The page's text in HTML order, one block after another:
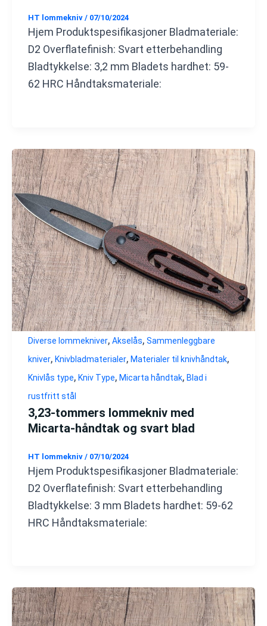
HT lommekniv / 07/10/2024
Hjem Produktspesifikasjoner Bladmateriale:
D2 Overflatefinish: Svart etterbehandling
Bladtykkelse: 3,2 mm Bladets hardhet: 59-
62 HRC Håndtaksmateriale:
Diverse lommekniver, Akselås, Sammenleggbare
kniver, Knivbladmaterialer, Materialer til knivhåndtak,
Knivlås type, Kniv Type, Micarta håndtak, Blad i
rustfritt stål
3,23-tommers lommekniv med
Micarta-håndtak og svart blad
HT lommekniv / 07/10/2024
Hjem Produktspesifikasjoner Bladmateriale:
D2 Overflatefinish: Svart etterbehandling
Bladtykkelse: 3 mm Bladets hardhet: 59-62
HRC Håndtaksmateriale: